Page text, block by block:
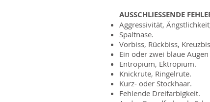
AUSSCHLIESSENDE
Aggressivität,
Spaltnase.
Vorbiss, Rückbiss,
Ein oder zwei blaue
Entropium, Ektropium.
Knickrute, Ringelrute.
Kurz- oder Stockhaar.
Fehlende Dreifarbigkeit.